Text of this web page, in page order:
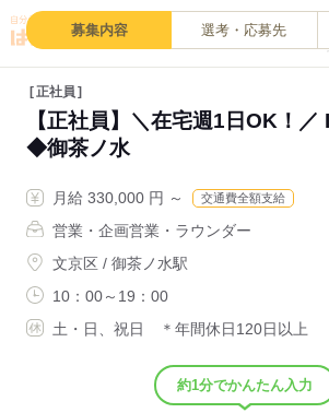
募集内容 選考・応募先
正社員
【正社員】＼在宅週1日OK！／
◆御茶ノ水
月給 330,000 円 ～ 交通費全額支給
営業・企画営業・ラウンダー
文京区 / 御茶ノ水駅
10：00～19：00
土・日、祝日 ＊年間休日120日以上
約1分でかんたん入力